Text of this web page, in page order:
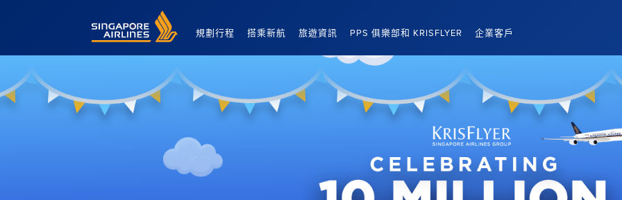
Singapore Airlines Home
規劃行程 搭乘新航 旅遊資訊 PPS 俱樂部和 KRISFLYER 企業客戶